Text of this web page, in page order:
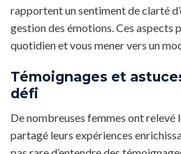
rapportent un sentiment de clarté
gestion des émotions. Ces
quotidien et vous mener vers un
Témoignages et
défi
De nombreuses femmes ont relevé
partagé leurs expériences